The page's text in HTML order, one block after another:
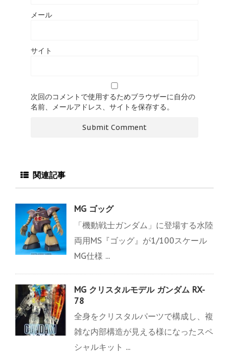
メール
サイト
次回のコメントで使用するためブラウザーに自分の
名前、メールアドレス、サイトを保存する。
関連記事
MG ゴッグ
「機動戦士ガンダム」に登場する水陸
両用MS『ゴッグ』が1/100スケール
MG仕様 ...
MG クリスタルモデル ガンダム RX-
78
全身をクリスタルパーツで構成し、複
雑な内部構造が見える様になったスペ
シャルキット ...